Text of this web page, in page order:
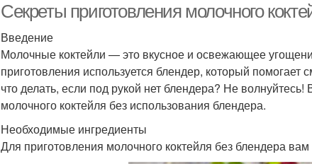
Секреты приготовления молочного
Введение
Молочные коктейли — это вкусное и освежающее
приготовления используется блендер, который
что делать, если под рукой нет блендера? Не
молочного коктейля без использования блендера.
Необходимые ингредиенты
Для приготовления молочного коктейля без блендера